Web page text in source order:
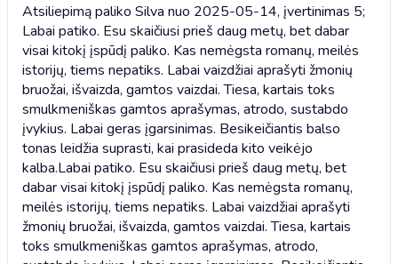
Atsiliepimą paliko Silva nuo 2025-05-14, įvertinimas 5;
Labai patiko. Esu skaičiusi prieš daug metų, bet dabar
visai kitokį įspūdį paliko. Kas nemėgsta romanų, meilės
istorijų, tiems nepatiks. Labai vaizdžiai aprašyti žmonių
bruožai, išvaizda, gamtos vaizdai. Tiesa, kartais toks
smulkmeniškas gamtos aprašymas, atrodo, sustabdo
įvykius. Labai geras įgarsinimas. Besikeičiantis balso
tonas leidžia suprasti, kai prasideda kito veikėjo
kalba.Labai patiko. Esu skaičiusi prieš daug metų, bet
dabar visai kitokį įspūdį paliko. Kas nemėgsta romanų,
meilės istorijų, tiems nepatiks. Labai vaizdžiai aprašyti
žmonių bruožai, išvaizda, gamtos vaizdai. Tiesa, kartais
toks smulkmeniškas gamtos aprašymas, atrodo,